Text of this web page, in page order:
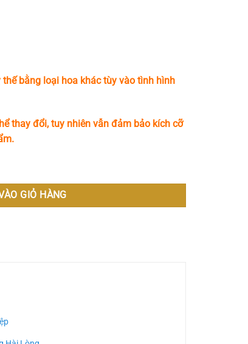
bằng loại hoa khác tùy vào tình hình
thay đổi, tuy nhiên vẫn đảm bảo kích cỡ
GIỎ HÀNG